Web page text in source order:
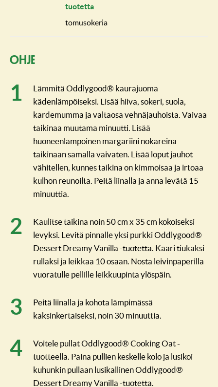
tuotetta
tomusokeria
Ohje
Lämmitä Oddlygood® kaurajuoma
kädenlämpöiseksi. Lisää hiiva, sokeri, suola,
kardemumma ja valtaosa vehnäjauhoista. Vaivaa
taikinaa muutama minuutti. Lisää
huoneenlämpöinen margariini nokareina
taikinaan samalla vaivaten. Lisää loput jauhot
vähitellen, kunnes taikina on kimmoisaa ja irtoaa
kulhon reunoilta. Peitä liinalla ja anna levätä 15
minuuttia.
Kaulitse taikina noin 50 cm x 35 cm kokoiseksi
levyksi. Levitä pinnalle yksi purkki Oddlygood®
Dessert Dreamy Vanilla -tuotetta. Kääri tiukaksi
rullaksi ja leikkaa 10 osaan. Nosta leivinpaperilla
vuoratulle pellille leikkuupinta ylöspäin.
Peitä liinalla ja kohota lämpimässä
kaksinkertaiseksi, noin 30 minuuttia.
Voitele pullat Oddlygood® Cooking Oat -
tuotteella. Paina pullien keskelle kolo ja lusikoi
kuhunkin pullaan lusikallinen Oddlygood®
Dessert Dreamy Vanilla -tuotetta.